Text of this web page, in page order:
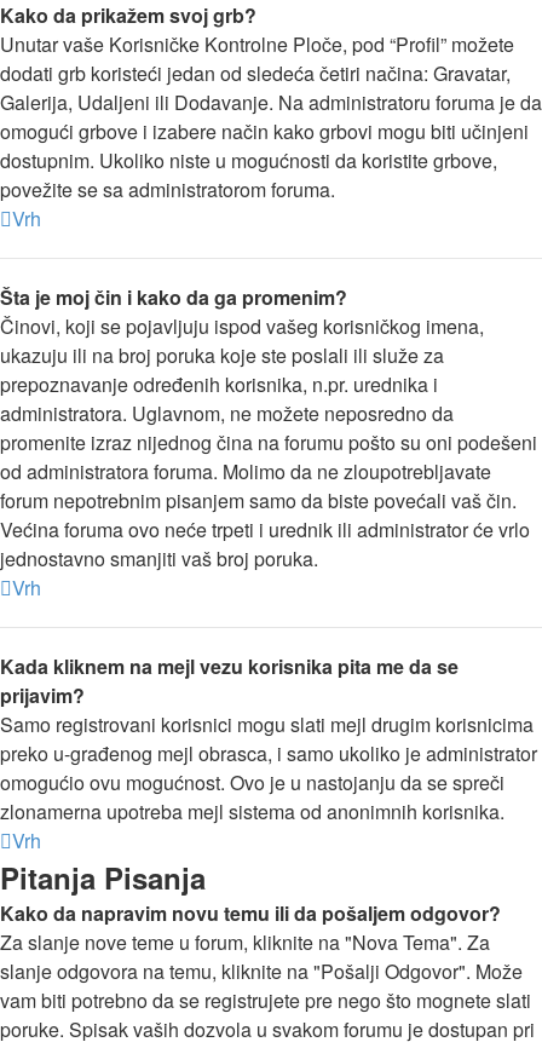
Kako da prikažem svoj grb?
Unutar vaše Korisničke Kontrolne Ploče, pod “Profil” možete
dodati grb koristeći jedan od sledeća četiri načina: Gravatar,
Galerija, Udaljeni ili Dodavanje. Na administratoru foruma je da
omogući grbove i izabere način kako grbovi mogu biti učinjeni
dostupnim. Ukoliko niste u mogućnosti da koristite grbove,
povežite se sa administratorom foruma.
Vrh
Šta je moj čin i kako da ga promenim?
Činovi, koji se pojavljuju ispod vašeg korisničkog imena,
ukazuju ili na broj poruka koje ste poslali ili služe za
prepoznavanje određenih korisnika, n.pr. urednika i
administratora. Uglavnom, ne možete neposredno da
promenite izraz nijednog čina na forumu pošto su oni podešeni
od administratora foruma. Molimo da ne zloupotrebljavate
forum nepotrebnim pisanjem samo da biste povećali vaš čin.
Većina foruma ovo neće trpeti i urednik ili administrator će vrlo
jednostavno smanjiti vaš broj poruka.
Vrh
Kada kliknem na mejl vezu korisnika pita me da se
prijavim?
Samo registrovani korisnici mogu slati mejl drugim korisnicima
preko u-građenog mejl obrasca, i samo ukoliko je administrator
omogućio ovu mogućnost. Ovo je u nastojanju da se spreči
zlonamerna upotreba mejl sistema od anonimnih korisnika.
Vrh
Pitanja Pisanja
Kako da napravim novu temu ili da pošaljem odgovor?
Za slanje nove teme u forum, kliknite na "Nova Tema". Za
slanje odgovora na temu, kliknite na "Pošalji Odgovor". Može
vam biti potrebno da se registrujete pre nego što mognete slati
poruke. Spisak vaših dozvola u svakom forumu je dostupan pri